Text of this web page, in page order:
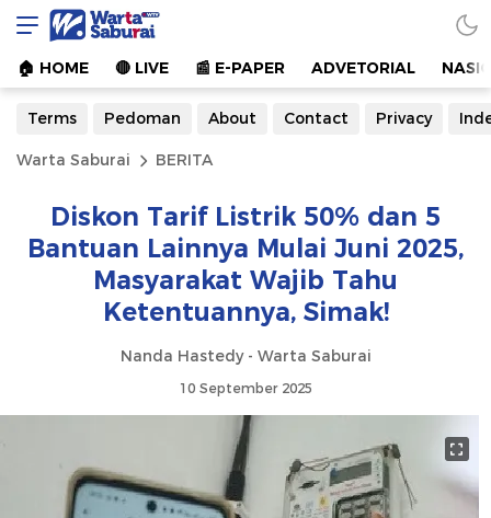
Warta Saburai
Sumber Informasi Terkini
🏠︎ HOME 🔴 LIVE 📰 E-PAPER ADVETORIAL
Terms Pedoman About Contact Privacy
Warta Saburai BERITA
Diskon Tarif Listrik 50% dan 5
Bantuan Lainnya Mulai Juni 2025,
Masyarakat Wajib Tahu
Ketentuannya, Simak!
Nanda Hastedy - Warta Saburai
10 September 2025